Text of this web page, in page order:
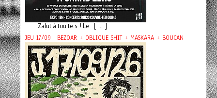
Zalut à tou.te.s ! Le [ ... ]
JEU 17/09 : BEZOAR + OBLIQUE SHIT + MASKARA + BOUCAN